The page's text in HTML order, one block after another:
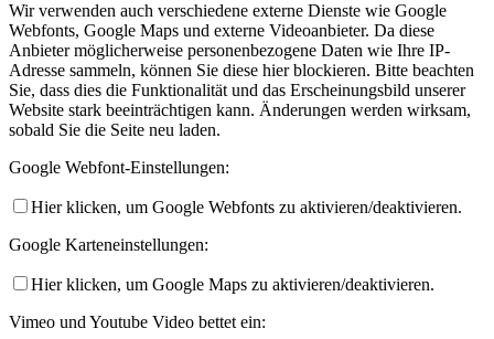
Wir verwenden auch verschiedene externe Dienste wie Google
Webfonts, Google Maps und externe Videoanbieter. Da diese
Anbieter möglicherweise personenbezogene Daten wie Ihre IP-
Adresse sammeln, können Sie diese hier blockieren. Bitte beachten
Sie, dass dies die Funktionalität und das Erscheinungsbild unserer
Website stark beeinträchtigen kann. Änderungen werden wirksam,
sobald Sie die Seite neu laden.
Google Webfont-Einstellungen:
Hier klicken, um Google Webfonts zu aktivieren/deaktivieren.
Google Karteneinstellungen:
Hier klicken, um Google Maps zu aktivieren/deaktivieren.
Vimeo und Youtube Video bettet ein: